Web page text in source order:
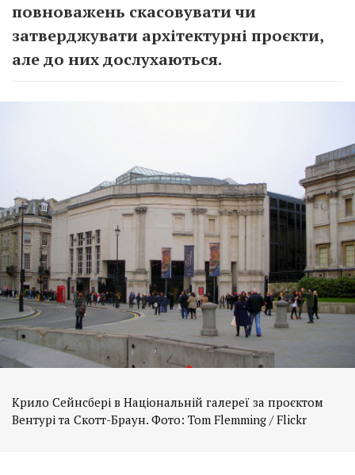
повноважень скасовувати чи
затверджувати архітектурні проєкти,
але до них дослухаються.
Крило Сейнсбері в Національній галереї за проєктом
Вентурі та Скотт-Браун. Фото: Tom Flemming / Flickr